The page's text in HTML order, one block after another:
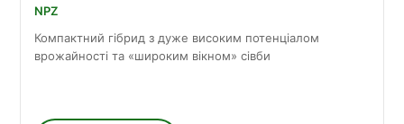
NPZ
Компактний гібрид з дуже високим потенціалом
врожайності та «широким вікном» сівби